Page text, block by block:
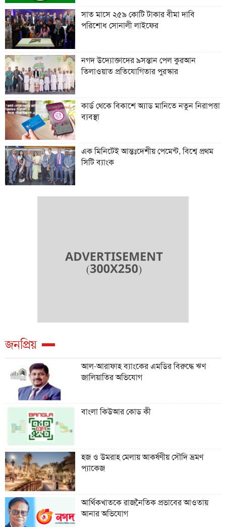
সাত মাসে ২৫৯ কোটি টাকার বীমা দাবি
পরিশোধ সোনালী লাইফের
নগদ উদ্যোক্তাদের ৯সন্তান পেল কুরআন
তিলাওয়াত প্রতিযোগিতার পুরস্কার
কার্ড থেকে বিকাশে অ্যাড মানিতে নতুন নিরাপত্তা
ব্যবস্থা
এক মিনিটেই আন্তঃদেশীয় পেমেন্ট, বিশ্বে প্রথম
সিটি ব্যাংক
জনপ্রিয়
আল-আরাফাহ ব্যাংকের এমডির বিরুদ্ধে ঋণ
জালিয়াতির অভিযোগ
বাংলা কিউআর কোড কী
হজ ও উমরাহ মেলায় আকর্ষণীয় সৌদি ভ্রমণ
প্যাকেজ
আর্থিকখাতকে রাজনৈতিক প্রভাবের আওতায়
আনার অভিযোগ